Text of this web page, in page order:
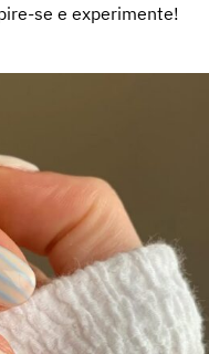
se e experimente!